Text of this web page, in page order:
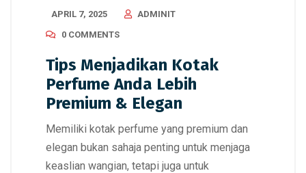
APRIL 7, 2025
ADMINIT
0 COMMENTS
Tips Menjadikan Kotak
Perfume Anda Lebih
Premium & Elegan
Memiliki kotak perfume yang premium dan
elegan bukan sahaja penting untuk menjaga
keaslian wangian, tetapi juga untuk